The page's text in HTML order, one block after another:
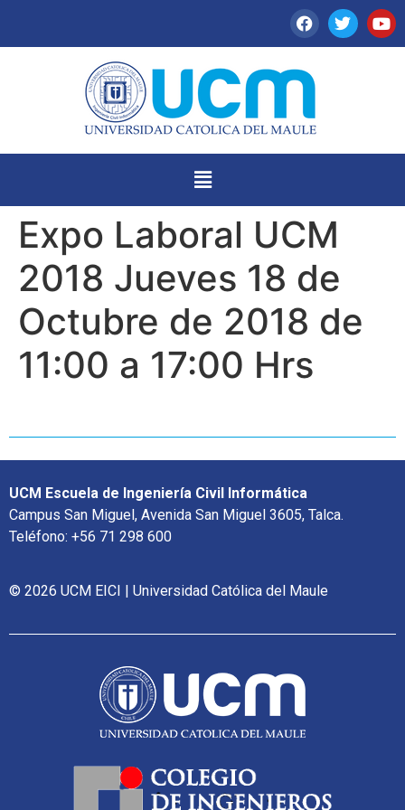
Expo Laboral UCM
2018 Jueves 18 de
Octubre de 2018 de
11:00 a 17:00 Hrs
UCM Escuela de Ingeniería Civil Informática
Campus San Miguel, Avenida San Miguel 3605, Talca.
Teléfono: +56 71 298 600
© 2026 UCM EICI | Universidad Católica del Maule